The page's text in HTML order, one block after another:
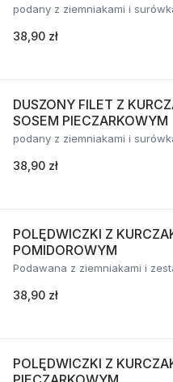
podany z ziemniakami i
38,90 zł
DUSZONY FILET Z
SOSEM PIECZARKOWYM
podany z ziemniakami i
38,90 zł
POLĘDWICZKI Z
POMIDOROWYM
Podawana z ziemniakami i
38,90 zł
POLĘDWICZKI Z